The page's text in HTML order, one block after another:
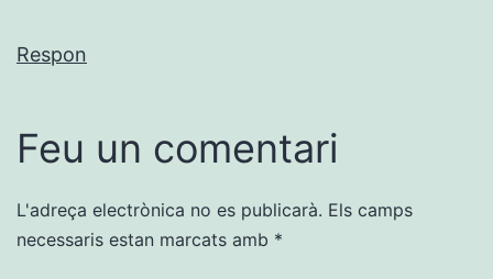
Respon
Feu un comentari
L'adreça electrònica no es publicarà. Els camps
necessaris estan marcats amb *